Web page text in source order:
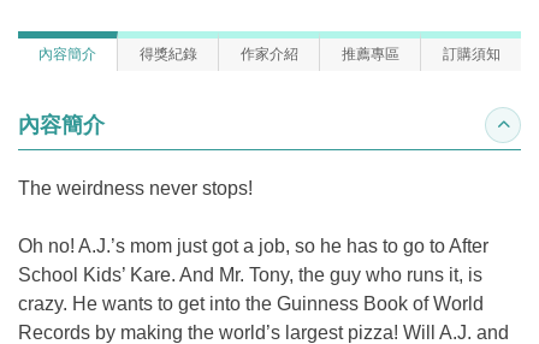
內容簡介 得獎紀錄 作家介紹 推薦專區 訂購須知
內容簡介 收合
The weirdness never stops!
Oh no! A.J.’s mom just got a job, so he has to go to After
School Kids’ Kare. And Mr. Tony, the guy who runs it, is
crazy. He wants to get into the Guinness Book of World
Records by making the world’s largest pizza! Will A.J. and